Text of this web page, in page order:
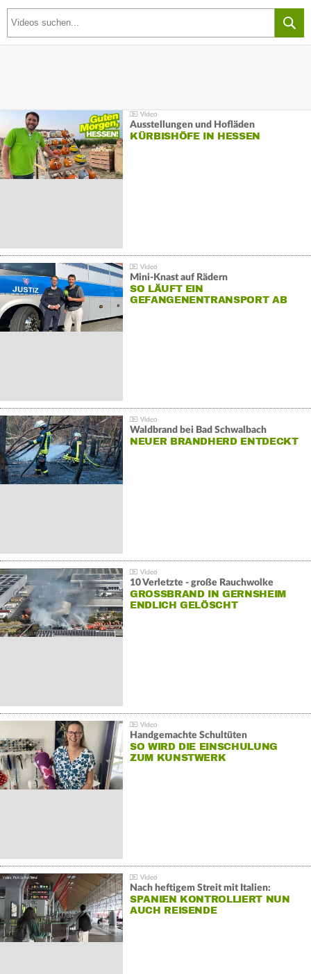
Ausstellungen und Hofläden
KÜRBISHÖFE IN HESSEN
Mini-Knast auf Rädern
SO LÄUFT EIN
GEFANGENENTRANSPORT AB
Waldbrand bei Bad Schwalbach
NEUER BRANDHERD ENTDECKT
10 Verletzte - große Rauchwolke
GROSSBRAND IN GERNSHEIM E
NDLICH GELÖSCHT
Handgemachte Schultüten
SO WIRD DIE EINSCHULUNG
ZUM KUNSTWERK
Nach heftigem Streit mit Italien:
SPANIEN KONTROLLIERT NUN
AUCH REISENDE